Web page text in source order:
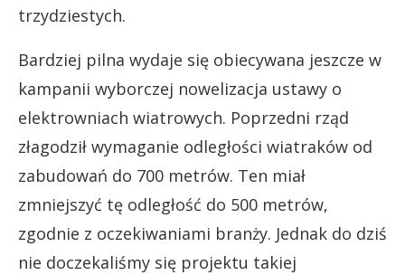
trzydziestych.
Bardziej pilna wydaje się obiecywana jeszcze w
kampanii wyborczej nowelizacja ustawy o
elektrowniach wiatrowych. Poprzedni rząd
złagodził wymaganie odległości wiatraków od
zabudowań do 700 metrów. Ten miał
zmniejszyć tę odległość do 500 metrów,
zgodnie z oczekiwaniami branży. Jednak do dziś
nie doczekaliśmy się projektu takiej